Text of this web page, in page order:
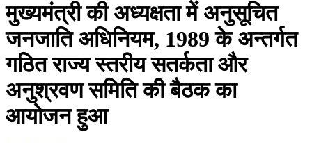
मुख्यमंत्री की अध्यक्षता में अनुसूचित
जनजाति अधिनियम, 1989 के अन्तर्गत
गठित राज्य स्तरीय सतर्कता और
अनुश्रवण समिति की बैठक का
आयोजन हुआ